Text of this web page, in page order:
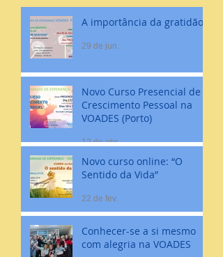
A importância da gratidão
29 de jun.
Novo Curso Presencial de
Crescimento Pessoal na
VOADES (Porto)
12 de abr.
Novo curso online: “O
Sentido da Vida”
22 de fev.
Conhecer-se a si mesmo
com alegria na VOADES